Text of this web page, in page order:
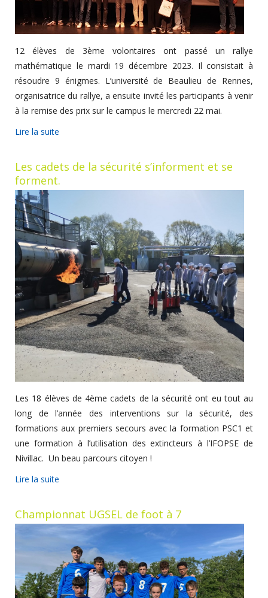
12 élèves de 3ème volontaires ont passé un rallye
mathématique le mardi 19 décembre 2023. Il consistait à
résoudre 9 énigmes. L’université de Beaulieu de Rennes,
organisatrice du rallye, a ensuite invité les participants à venir
à la remise des prix sur le campus le mercredi 22 mai.
Lire la suite
Les cadets de la sécurité s’informent et se
forment.
Les 18 élèves de 4ème cadets de la sécurité ont eu tout au
long de l’année des interventions sur la sécurité, des
formations aux premiers secours avec la formation PSC1 et
une formation à l’utilisation des extincteurs à l’IFOPSE de
Nivillac. Un beau parcours citoyen !
Lire la suite
Championnat UGSEL de foot à 7